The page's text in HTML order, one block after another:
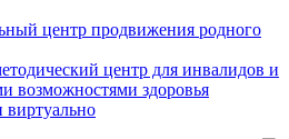
центр продвижения родного
центр для инвалидов и
возможностями здоровья
виртуально